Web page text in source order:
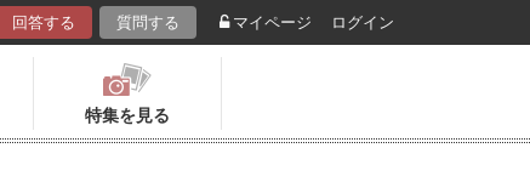
回答する 質問する マイページ ログイン
特集を見る